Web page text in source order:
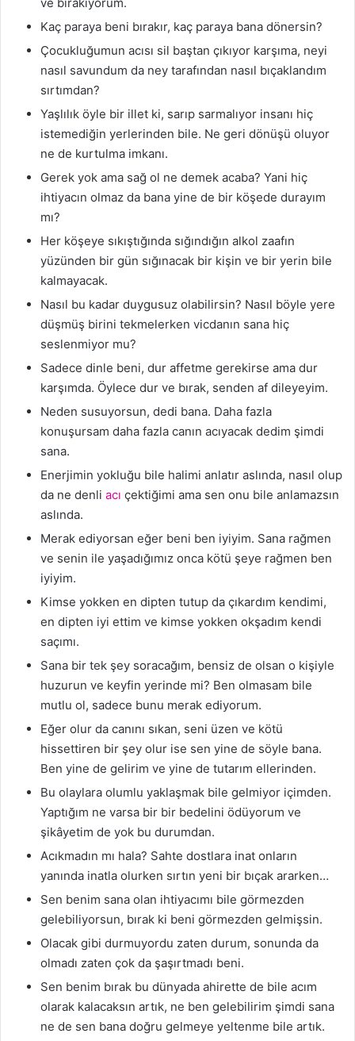
Kaç paraya beni bırakır, kaç paraya bana dönersin?
Çocukluğumun acısı sil baştan çıkıyor karşıma, neyi
nasıl savundum da ney tarafından nasıl bıçaklandım
sırtımdan?
Yaşlılık öyle bir illet ki, sarıp sarmalıyor insanı hiç
istemediğin yerlerinden bile. Ne geri dönüşü oluyor
ne de kurtulma imkanı.
Gerek yok ama sağ ol ne demek acaba? Yani hiç
ihtiyacın olmaz da bana yine de bir köşede durayım
mı?
Her köşeye sıkıştığında sığındığın alkol zaafın
yüzünden bir gün sığınacak bir kişin ve bir yerin bile
kalmayacak.
Nasıl bu kadar duygusuz olabilirsin? Nasıl böyle yere
düşmüş birini tekmelerken vicdanın sana hiç
seslenmiyor mu?
Sadece dinle beni, dur affetme gerekirse ama dur
karşımda. Öylece dur ve bırak, senden af dileyeyim.
Neden susuyorsun, dedi bana. Daha fazla
konuşursam daha fazla canın acıyacak dedim şimdi
sana.
Enerjimin yokluğu bile halimi anlatır aslında, nasıl olup
da ne denli acı çektiğimi ama sen onu bile anlamazsın
aslında.
Merak ediyorsan eğer beni ben iyiyim. Sana rağmen
ve senin ile yaşadığımız onca kötü şeye rağmen ben
iyiyim.
Kimse yokken en dipten tutup da çıkardım kendimi,
en dipten iyi ettim ve kimse yokken okşadım kendi
saçımı.
Sana bir tek şey soracağım, bensiz de olsan o kişiyle
huzurun ve keyfin yerinde mi? Ben olmasam bile
mutlu ol, sadece bunu merak ediyorum.
Eğer olur da canını sıkan, seni üzen ve kötü
hissettiren bir şey olur ise sen yine de söyle bana.
Ben yine de gelirim ve yine de tutarım ellerinden.
Bu olaylara olumlu yaklaşmak bile gelmiyor içimden.
Yaptığım ne varsa bir bir bedelini ödüyorum ve
şikâyetim de yok bu durumdan.
Acıkmadın mı hala? Sahte dostlara inat onların
yanında inatla olurken sırtın yeni bir bıçak ararken…
Sen benim sana olan ihtiyacımı bile görmezden
gelebiliyorsun, bırak ki beni görmezden gelmişsin.
Olacak gibi durmuyordu zaten durum, sonunda da
olmadı zaten çok da şaşırtmadı beni.
Sen benim bırak bu dünyada ahirette de bile acım
olarak kalacaksın artık, ne ben gelebilirim şimdi sana
ne de sen bana doğru gelmeye yeltenme bile artık.